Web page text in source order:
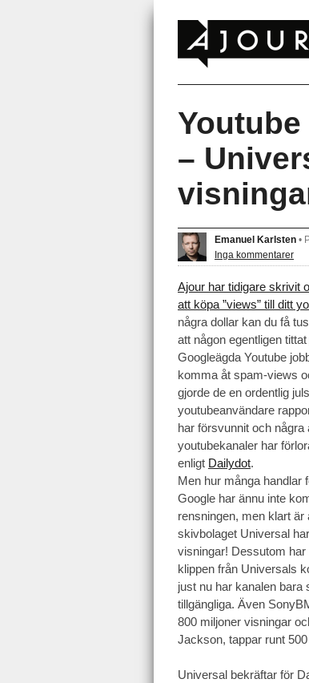
–
Emanuel Karlsten •
Inga kommentarer
Ajour har tidigare skrivit
att köpa ”views” till ditt
några dollar kan du få
att någon egentligen
Googleägda Youtube
komma åt spam-views
gjorde de en ordentlig
youtubeanvändare
har försvunnit och
youtubekanaler har
enligt Dailydot.
Men hur många handlar
Google har ännu inte
rensningen, men klart är
skivbolaget Universal
visningar! Dessutom
klippen från Universals
just nu har kanalen bara
tillgängliga. Även
800 miljoner visningar
Jackson, tappar runt
Universal bekräftar för